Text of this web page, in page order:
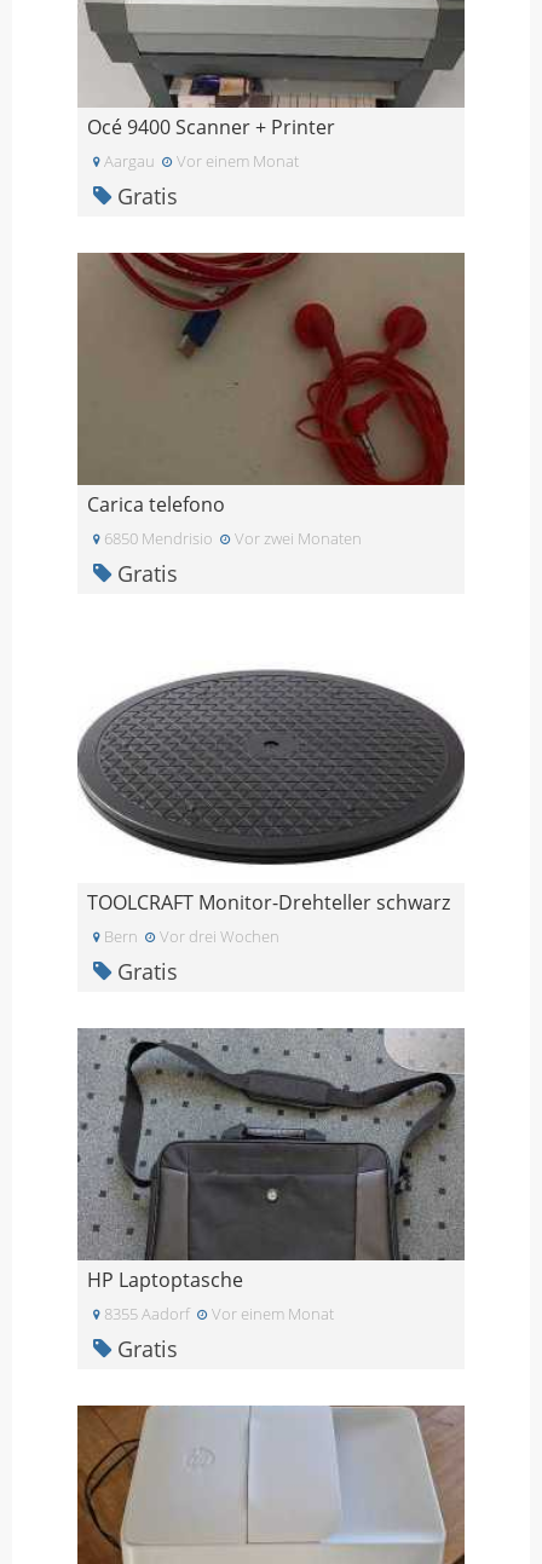
Océ 9400 Scanner + Printer
Aargau Vor einem Monat
Gratis
Carica telefono
6850 Mendrisio Vor zwei Monaten
Gratis
TOOLCRAFT Monitor-Drehteller schwarz
Bern Vor drei Wochen
Gratis
HP Laptoptasche
8355 Aadorf Vor einem Monat
Gratis